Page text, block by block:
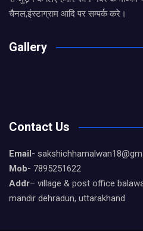
चैनल,इंस्टाग्राम आदि पर सम्पर्क करे।
Gallery
Contact Us
Email-
Mob- 7895251622
Addr– village & post office
mandir dehradun, uttarakhand